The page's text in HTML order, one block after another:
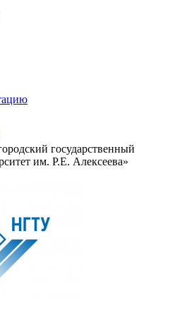
государственный
им. Р.Е. Алексеева»